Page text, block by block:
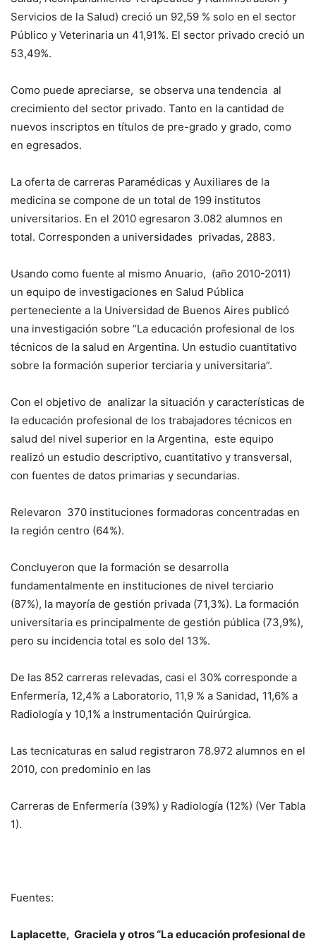
Servicios de la Salud) creció un 92,59 % solo en el sector
Público y Veterinaria un 41,91%. El sector privado creció un
53,49%.
Como puede apreciarse, se observa una tendencia al
crecimiento del sector privado. Tanto en la cantidad de
nuevos inscriptos en títulos de pre-grado y grado, como
en egresados.
La oferta de carreras Paramédicas y Auxiliares de la
medicina se compone de un total de 199 institutos
universitarios. En el 2010 egresaron 3.082 alumnos en
total. Corresponden a universidades privadas, 2883.
Usando como fuente al mismo Anuario, (año 2010-2011)
un equipo de investigaciones en Salud Pública
perteneciente a la Universidad de Buenos Aires publicó
una investigación sobre “La educación profesional de los
técnicos de la salud en Argentina. Un estudio cuantitativo
sobre la formación superior terciaria y universitaria”.
Con el objetivo de analizar la situación y características de
la educación profesional de los trabajadores técnicos en
salud del nivel superior en la Argentina, este equipo
realizó un estudio descriptivo, cuantitativo y transversal,
con fuentes de datos primarias y secundarias.
Relevaron 370 instituciones formadoras concentradas en
la región centro (64%).
Concluyeron que la formación se desarrolla
fundamentalmente en instituciones de nivel terciario
(87%), la mayoría de gestión privada (71,3%). La formación
universitaria es principalmente de gestión pública (73,9%),
pero su incidencia total es solo del 13%.
De las 852 carreras relevadas, casi el 30% corresponde a
Enfermería, 12,4% a Laboratorio, 11,9 % a Sanidad, 11,6% a
Radiología y 10,1% a Instrumentación Quirúrgica.
Las tecnicaturas en salud registraron 78.972 alumnos en el
2010, con predominio en las
Carreras de Enfermería (39%) y Radiología (12%) (Ver Tabla
1).
Fuentes:
Laplacette, Graciela y otros “La educación profesional de